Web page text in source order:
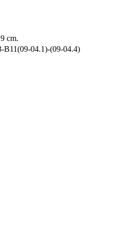
cm.
04.1)-(09-04.4)